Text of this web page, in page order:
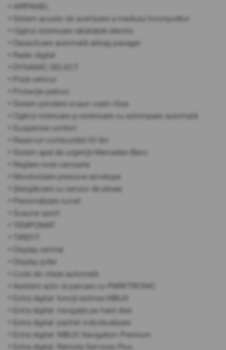
• AIRPANEL
• Sistem acustic de avertizare a mediului înconjurător
• Oglinzi exterioare rabatabile electric
• Dezactivare automată airbag pasager
• Radio digital
• DYNAMIC SELECT
• Priză vehicul
• Protecție pietoni
• Sistem prindere scaun copil i-Size
• Oglinzi interioare și exterioare cu estompare automată
• Suspensie confort
• Rezervor combustibil 50 litri
• Sistem apel de urgență Mercedes-Benz
• Reglare nivel caroserie
• Monitorizare presiune anvelope
• Ștergătoare cu senzor de ploaie
• Personalizare sunet
• Scaune sport
• TEMPOMAT
• Display central
• Display șofer
• Cutie de viteze automată
• Asistent activ la parcare cu PARKTRONIC
• Extra digital: funcții extinse MBUX
• Extra digital: navigație pe hard disk
• Extra digital: pachet individualizare
• Extra digital: MBUX Navigation Premium
• Extra digital: Remote Services Plus